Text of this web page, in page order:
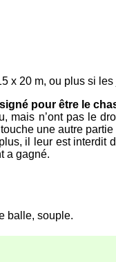
x 20 m, ou plus si
pour être le
mais n’ont pas le
une autre
il leur est
a gagné.
balle, souple.